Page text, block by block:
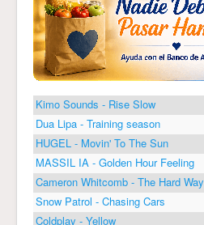
Kimo Sounds - Rise Slow
Dua Lipa - Training season
HUGEL - Movin' To The Sun
MASSIL IA - Golden Hour Feeling
Cameron Whitcomb - The Hard Way
Snow Patrol - Chasing Cars
Coldplay - Yellow